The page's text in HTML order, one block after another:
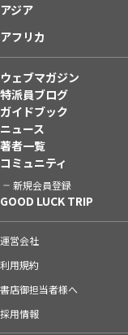
アジア
アフリカ
ウェブマガジン
特派員ブログ
ガイドブック
ニュース
著者一覧
コミュニティ
新規会員登録
GOOD LUCK TRIP
運営会社
利用規約
書店御担当者様へ
採用情報